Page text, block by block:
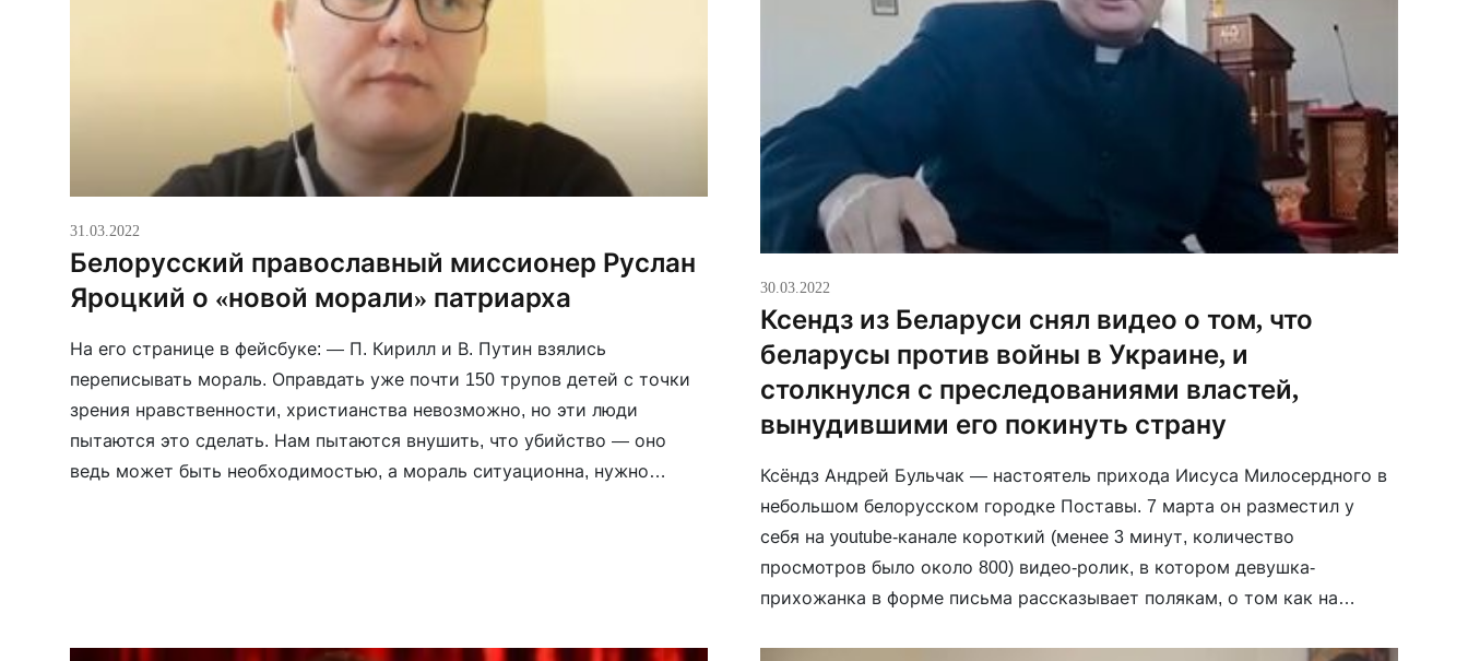
31.03.2022
Белорусский православный миссионер Руслан
Яроцкий о «новой морали» патриарха
На его странице в фейсбуке: — П. Кирилл и В. Путин взялись
переписывать мораль. Оправдать уже почти 150 трупов детей с точки
зрения нравственности, христианства невозможно, но эти люди
пытаются это сделать. Нам пытаются внушить, что убийство — оно
ведь может быть необходимостью, а мораль ситуационна, нужно
30.03.2022
Ксендз из Беларуси снял видео о том, что
беларусы против войны в Украине, и
столкнулся с преследованиями властей,
вынудившими его покинуть страну
Ксёндз Андрей Бульчак — настоятель прихода Иисуса Милосердного в
небольшом белорусском городке Поставы. 7 марта он разместил у
себя на youtube-канале короткий (менее 3 минут, количество
просмотров было около 800) видео-ролик, в котором девушка-
прихожанка в форме письма рассказывает полякам, о том как на